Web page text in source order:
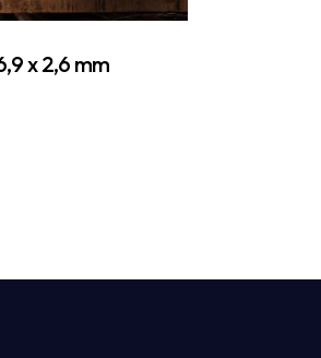
x 2,6 mm